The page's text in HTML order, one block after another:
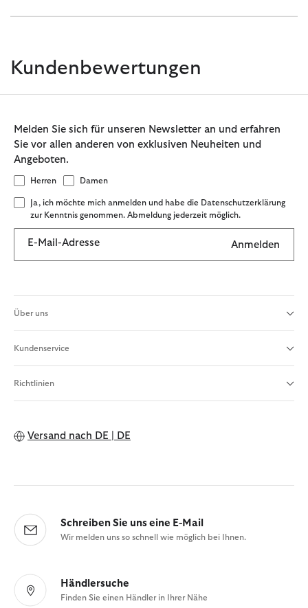
Kundenbewertungen
Melden Sie sich für unseren Newsletter an und erfahren
Sie vor allen anderen von exklusiven Neuheiten und
Angeboten.
Herren Damen
Ja, ich möchte mich anmelden und habe die Datenschutzerklärung
zur Kenntnis genommen. Abmeldung jederzeit möglich.
E-Mail-Adresse Anmelden
Über uns
Kundenservice
Richtlinien
Versand nach DE | DE
Schreiben Sie uns eine E-Mail
Wir melden uns so schnell wie möglich bei Ihnen.
Händlersuche
Finden Sie einen Händler in Ihrer Nähe